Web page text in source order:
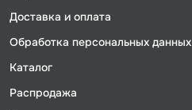
Доставка и оплата
Обработка персональных данных
Каталог
Распродажа